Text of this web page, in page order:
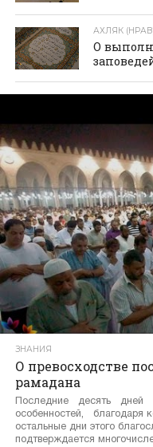
АХЛЯК
О
ЗНАНИЯ
О превосходстве
рамадана
Последние десять
особенностей, благодаря
остальные дни этого
подтверждается